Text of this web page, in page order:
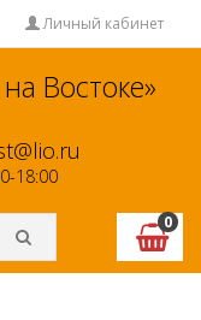
Личный кабинет
Востоке»
18:00
0